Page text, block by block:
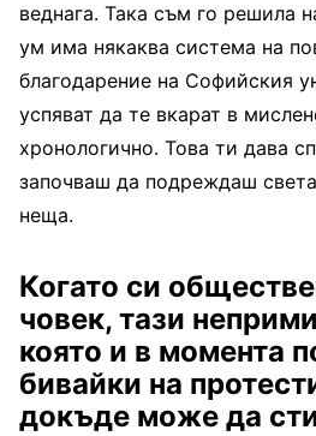
веднага. Така съм го решила
ум има някаква система на
благодарение на Софийския
успяват да те вкарат в
хронологично. Това ти дава
започваш да подреждаш
неща.
Когато си
човек, тази
която и в момента
бивайки на
докъде може да